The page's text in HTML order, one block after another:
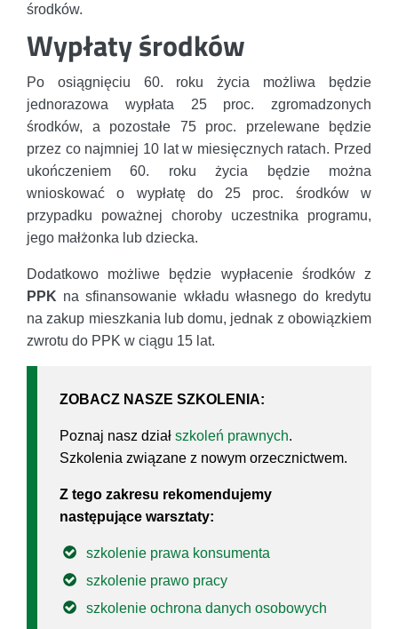
środków.
Wypłaty środków
Po osiągnięciu 60. roku życia możliwa będzie
jednorazowa wypłata 25 proc. zgromadzonych
środków, a pozostałe 75 proc. przelewane będzie
przez co najmniej 10 lat w miesięcznych ratach. Przed
ukończeniem 60. roku życia będzie można
wnioskować o wypłatę do 25 proc. środków w
przypadku poważnej choroby uczestnika programu,
jego małżonka lub dziecka.
Dodatkowo możliwe będzie wypłacenie środków z
PPK na sfinansowanie wkładu własnego do kredytu
na zakup mieszkania lub domu, jednak z obowiązkiem
zwrotu do PPK w ciągu 15 lat.
ZOBACZ NASZE SZKOLENIA:
Poznaj nasz dział szkoleń prawnych.
Szkolenia związane z nowym orzecznictwem.
Z tego zakresu rekomendujemy
następujące warsztaty:
szkolenie prawa konsumenta
szkolenie prawo pracy
szkolenie ochrona danych osobowych